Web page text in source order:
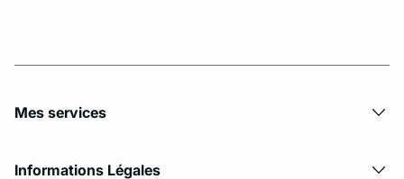
Mes services
Informations Légales